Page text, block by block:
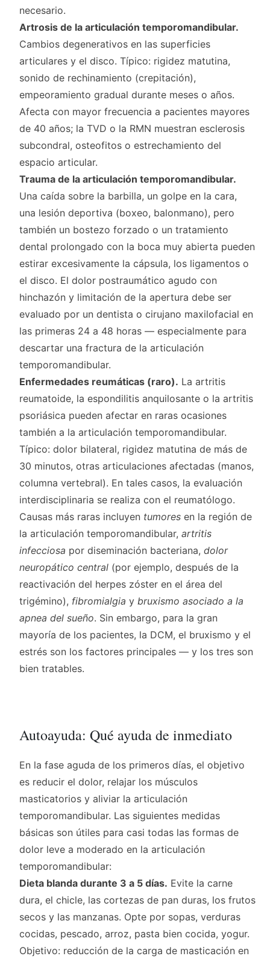
necesario.
Artrosis de la articulación temporomandibular.
Cambios degenerativos en las superficies
articulares y el disco. Típico: rigidez matutina,
sonido de rechinamiento (crepitación),
empeoramiento gradual durante meses o años.
Afecta con mayor frecuencia a pacientes mayores
de 40 años; la TVD o la RMN muestran esclerosis
subcondral, osteofitos o estrechamiento del
espacio articular.
Trauma de la articulación temporomandibular.
Una caída sobre la barbilla, un golpe en la cara,
una lesión deportiva (boxeo, balonmano), pero
también un bostezo forzado o un tratamiento
dental prolongado con la boca muy abierta pueden
estirar excesivamente la cápsula, los ligamentos o
el disco. El dolor postraumático agudo con
hinchazón y limitación de la apertura debe ser
evaluado por un dentista o cirujano maxilofacial en
las primeras 24 a 48 horas — especialmente para
descartar una fractura de la articulación
temporomandibular.
Enfermedades reumáticas (raro). La artritis
reumatoide, la espondilitis anquilosante o la artritis
psoriásica pueden afectar en raras ocasiones
también a la articulación temporomandibular.
Típico: dolor bilateral, rigidez matutina de más de
30 minutos, otras articulaciones afectadas (manos,
columna vertebral). En tales casos, la evaluación
interdisciplinaria se realiza con el reumatólogo.
Causas más raras incluyen tumores en la región de
la articulación temporomandibular, artritis
infecciosa por diseminación bacteriana, dolor
neuropático central (por ejemplo, después de la
reactivación del herpes zóster en el área del
trigémino), fibromialgia y bruxismo asociado a la
apnea del sueño. Sin embargo, para la gran
mayoría de los pacientes, la DCM, el bruxismo y el
estrés son los factores principales — y los tres son
bien tratables.
Autoayuda: Qué ayuda de inmediato
En la fase aguda de los primeros días, el objetivo
es reducir el dolor, relajar los músculos
masticatorios y aliviar la articulación
temporomandibular. Las siguientes medidas
básicas son útiles para casi todas las formas de
dolor leve a moderado en la articulación
temporomandibular:
Dieta blanda durante 3 a 5 días. Evite la carne
dura, el chicle, las cortezas de pan duras, los frutos
secos y las manzanas. Opte por sopas, verduras
cocidas, pescado, arroz, pasta bien cocida, yogur.
Objetivo: reducción de la carga de masticación en